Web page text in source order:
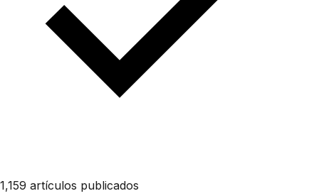
1,159 artículos publicados